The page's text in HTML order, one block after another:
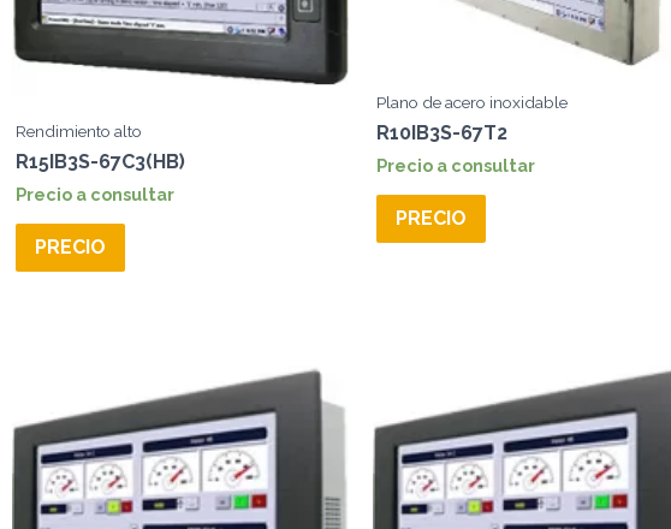
Rendimiento alto
R15IB3S-67C3(HB)
Precio a consultar
PRECIO
Plano de acero inoxidable
R10IB3S-67T2
Precio a consultar
PRECIO